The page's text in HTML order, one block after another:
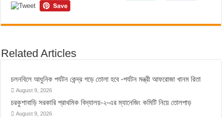
Related Articles
চলনবিলে আধুনিক পর্যটন কেন্দ্র গড়ে তোলা হবে -পর্যটন মন্ত্রী আফরোজা খানম রিতা
August 9, 2026
চরকুশাবাড়ি সরকারি প্রাথমিক বিদ্যালয়-২-এর ম্যানেজিং কমিটি নিয়ে তোলপাড়
August 9, 2026